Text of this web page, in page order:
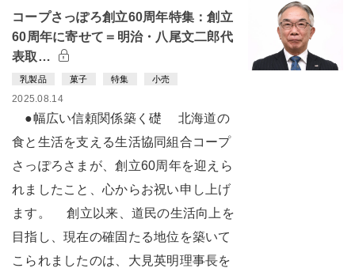
コープさっぽろ創立60周年特集：創立
60周年に寄せて＝明治・八尾文二郎代
表取…
乳製品 菓子 特集 小売
2025.08.14
●幅広い信頼関係築く礎 北海道の
食と生活を支える生活協同組合コープ
さっぽろさまが、創立60周年を迎えら
れましたこと、心からお祝い申し上げ
ます。 創立以来、道民の生活向上を
目指し、現在の確固たる地位を築いて
こられましたのは、大見英明理事長を